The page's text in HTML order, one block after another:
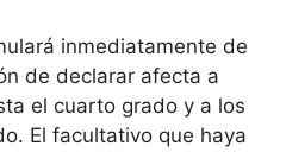
inmediatamente de
de declarar afecta a
el cuarto grado y a los
El facultativo que haya